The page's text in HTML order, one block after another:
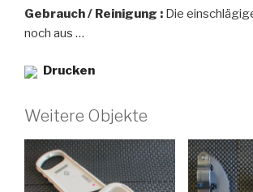
Gebrauch / Reinigung : Die
noch aus …
Drucken
Weitere Objekte